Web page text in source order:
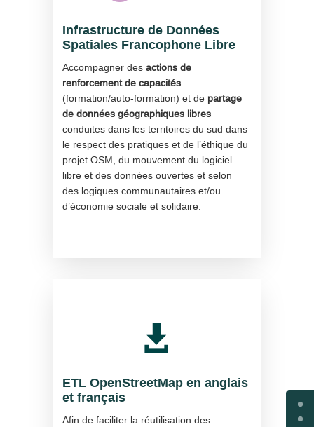
Infrastructure de Données
Spatiales Francophone Libre
Accompagner desactions de
renforcement de capacités
(formation/auto-formation) et de partage
de données géographiques libres
conduites dans les territoires du sud dans
le respect des pratiques et de l’éthique du
projet OSM, du mouvement du logiciel
libre et des données ouvertes et selon
des logiques communautaires et/ou
d’économie sociale et solidaire.

ETL OpenStreetMap en anglais
et français
Afin de faciliter la réutilisation des